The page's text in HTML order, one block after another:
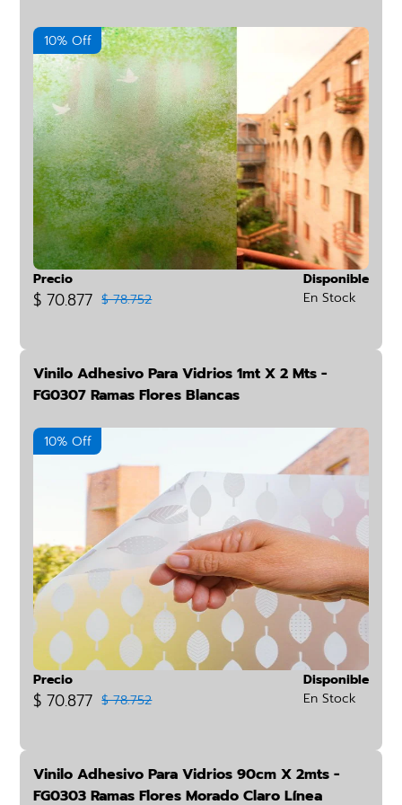
10% Off
Precio
$ 70.877 $ 78.752
Disponible
En Stock
Vinilo Adhesivo Para Vidrios 1mt X 2 Mts -
FG0307 Ramas Flores Blancas
10% Off
Precio
$ 70.877 $ 78.752
Disponible
En Stock
Vinilo Adhesivo Para Vidrios 90cm X 2mts -
FG0303 Ramas Flores Morado Claro Línea